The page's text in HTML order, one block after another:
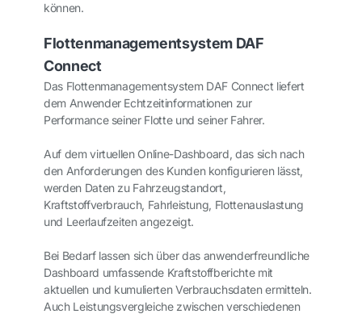
können.
Flottenmanagementsystem DAF
Connect
Das Flottenmanagementsystem DAF Connect liefert
dem Anwender Echtzeitinformationen zur
Performance seiner Flotte und seiner Fahrer.
Auf dem virtuellen Online-Dashboard, das sich nach
den Anforderungen des Kunden konfigurieren lässt,
werden Daten zu Fahrzeugstandort,
Kraftstoffverbrauch, Fahrleistung, Flottenauslastung
und Leerlaufzeiten angezeigt.
Bei Bedarf lassen sich über das anwenderfreundliche
Dashboard umfassende Kraftstoffberichte mit
aktuellen und kumulierten Verbrauchsdaten ermitteln.
Auch Leistungsvergleiche zwischen verschiedenen